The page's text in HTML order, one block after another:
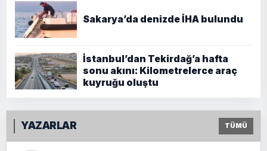
Sakarya’da denizde İHA bulundu
İstanbul’dan Tekirdağ’a hafta
sonu akını: Kilometrelerce araç
kuyruğu oluştu
YAZARLAR TÜMÜ